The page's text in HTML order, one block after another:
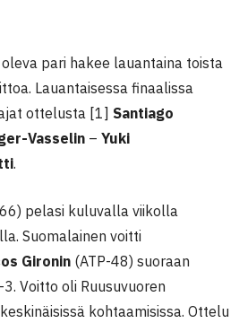
pari hakee lauantaina toista
Lauantaisessa finaalissa
ottelusta [1] Santiago
Vasselin – Yuki
.
pelasi kuluvalla viikolla
Suomalainen voitti
Gironin (ATP-48) suoraan
Voitto oli Ruusuvuoren
kohtaamisissa. Ottelu